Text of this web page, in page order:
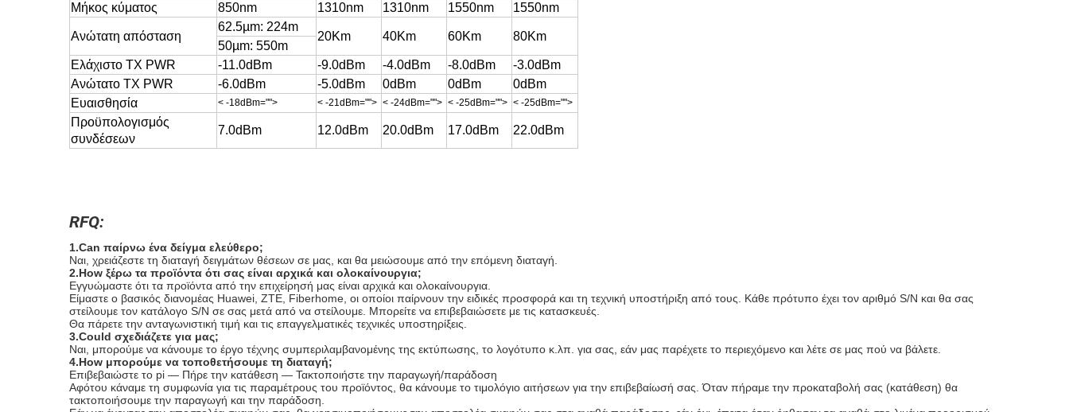
Μήκος κύματος
850nm 1310nm 1310nm 1550nm 1550nm
Ανώτατη απόσταση
62.5µm: 224m
20Km 40Km 60Km 80Km
50µm: 550m
Ελάχιστο TX PWR
-11.0dBm -9.0dBm -4.0dBm -8.0dBm
-3.0dBm
Ανώτατο TX PWR
-6.0dBm -5.0dBm 0dBm 0dBm
0dBm
Ευαισθησία
< -18dBm=""> < -21dBm=""> < -24dBm=""> < -25dBm=""> < -25dBm="">
Προϋπολογισμός
συνδέσεων
7.0dBm 12.0dBm 20.0dBm 17.0dBm 22.0dBm
RFQ:
1.Can παίρνω ένα δείγμα ελεύθερο;
Ναι, χρειάζεστε τη διαταγή δειγμάτων θέσεων σε μας, και θα μειώσουμε από την επόμενη διαταγή.
2.How ξέρω τα προϊόντα ότι σας είναι αρχικά και ολοκαίνουργια;
Εγγυώμαστε ότι τα προϊόντα από την επιχείρησή μας είναι αρχικά και ολοκαίνουργια.
Είμαστε ο βασικός διανομέας Huawei, ZTE, Fiberhome, οι οποίοι παίρνουν την ειδικές προσφορά και τη τεχνική υποστήριξη από τους. Κάθε πρότυπο έχει τον αριθμό S/N και θα σας
στείλουμε τον κατάλογο S/N σε σας μετά από να στείλουμε. Μπορείτε να επιβεβαιώσετε με τις κατασκευές.
Θα πάρετε την ανταγωνιστική τιμή και τις επαγγελματικές τεχνικές υποστηρίξεις.
3.Could σχεδιάζετε για μας;
Ναι, μπορούμε να κάνουμε το έργο τέχνης συμπεριλαμβανομένης της εκτύπωσης, το λογότυπο κ.λπ. για σας, εάν μας παρέχετε το περιεχόμενο και λέτε σε μας πού να βάλετε.
4.How μπορούμε να τοποθετήσουμε τη διαταγή;
Επιβεβαιώστε το pi — Πήρε την κατάθεση — Τακτοποιήστε την παραγωγή/παράδοση
Αφότου κάναμε τη συμφωνία για τις παραμέτρους του προϊόντος, θα κάνουμε το τιμολόγιο αιτήσεων για την επιβεβαίωσή σας. Όταν πήραμε την προκαταβολή σας (κατάθεση) θα
τακτοποιήσουμε την παραγωγή και την παράδοση.